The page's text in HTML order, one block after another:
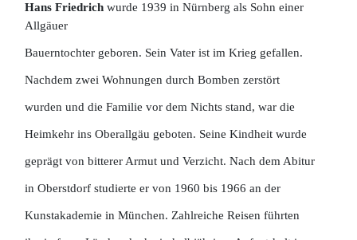
Hans Friedrich wurde 1939 in Nürnberg als Sohn einer
Allgäuer
Bauerntochter geboren. Sein Vater ist im Krieg gefallen.
Nachdem zwei Wohnungen durch Bomben zerstört
wurden und die Familie vor dem Nichts stand, war die
Heimkehr ins Oberallgäu geboten. Seine Kindheit wurde
geprägt von bitterer Armut und Verzicht. Nach dem Abitur
in Oberstdorf studierte er von 1960 bis 1966 an der
Kunstakademie in München. Zahlreiche Reisen führten